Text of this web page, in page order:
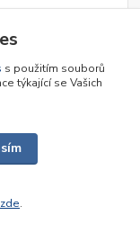
které nově
číst celé
s použitím souborů
týkající se Vašich
zde.